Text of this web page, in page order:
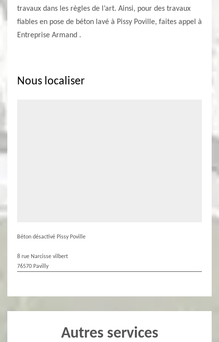
travaux dans les règles de l’art. Ainsi, pour des travaux
fiables en pose de béton lavé à Pissy Poville, faites appel à
Entreprise Armand .
Nous localiser
Béton désactivé Pissy Poville
8 rue Narcisse vilbert
76570 Pavilly
Autres services